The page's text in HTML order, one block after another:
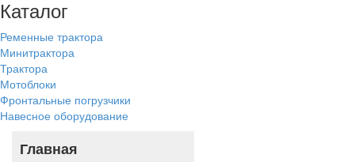
Каталог
Ременные трактора
Минитрактора
Трактора
Мотоблоки
Фронтальные погрузчики
Навесное оборудование
Главная